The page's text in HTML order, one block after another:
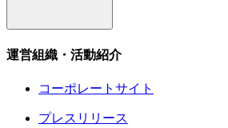
運営組織・活動紹介
コーポレートサイト
プレスリリース